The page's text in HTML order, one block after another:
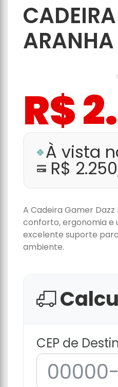
R$
À vista
R$
A Cadeira Gamer
conforto, ergonomia e
excelente suporte
ambiente.
CEP de